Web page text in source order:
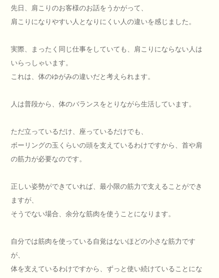
先日、肩こりのお客様のお話をうかがって、
肩こりになりやすい人となりにくい人の違いを感じました。
実際、まったく同じ仕事をしていても、肩こりにならない人は
いらっしゃいます。
これは、体のゆがみの違いだと考えられます。
人は普段から、体のバランスをとりながら生活しています。
ただ立っているだけ、座っているだけでも、
ボーリングの玉くらいの頭を支えているわけですから、首や肩
の筋力が必要なのです。
正しい姿勢ができていれば、最小限の筋力で支えることができ
ますが、
そうでない場合、余分な筋肉を使うことになります。
自分では筋肉を使っている自覚はないほどの小さな筋力です
が、
体を支えているわけですから、ずっと使い続けていることにな